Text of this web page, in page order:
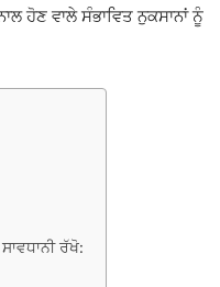
ਹੋਣ ਵਾਲੇ ਸੰਭਾਵਿਤ ਨੁਕਸਾਨਾਂ ਨੂੰ
ਰੱਖੋ: